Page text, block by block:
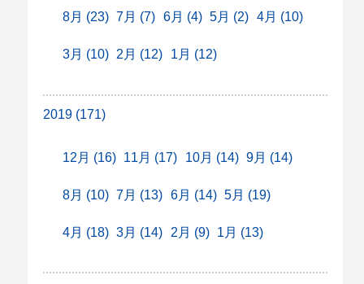
8月 (23) 7月 (7) 6月 (4) 5月 (2) 4月 (10)
3月 (10) 2月 (12) 1月 (12)
2019 (171)
12月 (16) 11月 (17) 10月 (14) 9月 (14)
8月 (10) 7月 (13) 6月 (14) 5月 (19)
4月 (18) 3月 (14) 2月 (9) 1月 (13)